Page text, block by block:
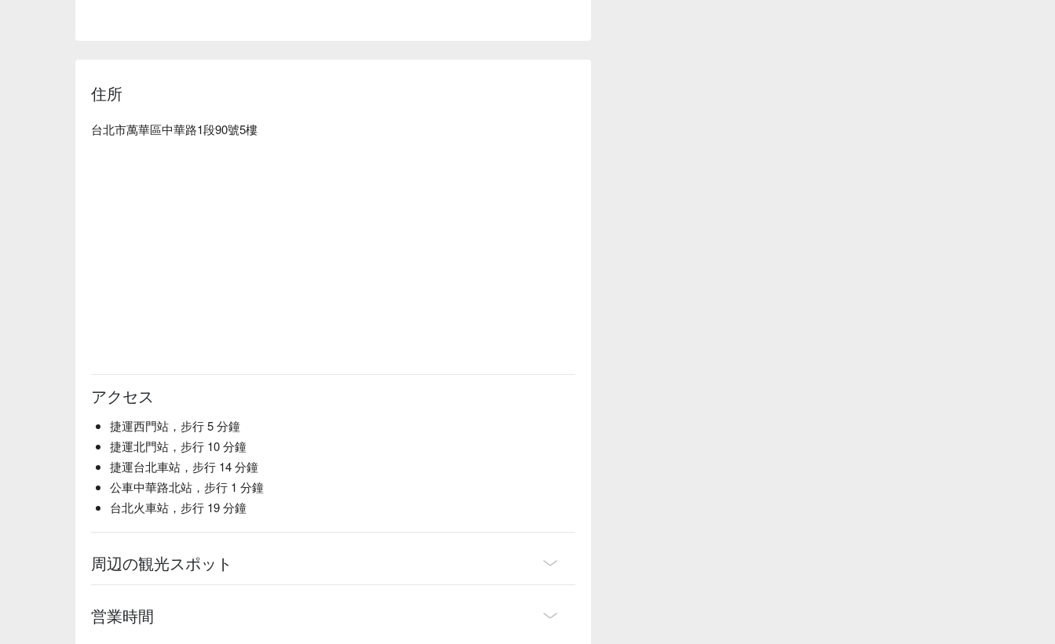
住所
台北市萬華區中華路1段90號5樓
アクセス
捷運西門站，步行 5 分鐘
捷運北門站，步行 10 分鐘
捷運台北車站，步行 14 分鐘
公車中華路北站，步行 1 分鐘
台北火車站，步行 19 分鐘
周辺の観光スポット
営業時間